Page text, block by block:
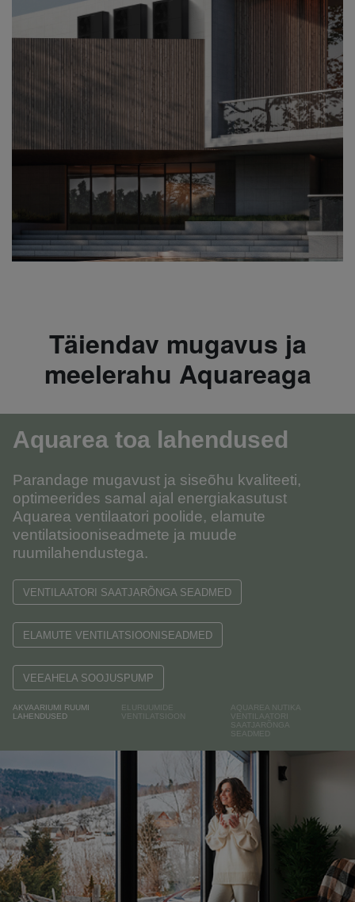
Täiendav mugavus ja
meelerahu Aquareaga
Aquarea toa lahendused
Parandage mugavust ja siseõhu kvaliteeti,
optimeerides samal ajal energiakasutust
Aquarea ventilaatori poolide, elamute
ventilatsiooniseadmete ja muude
ruumilahendustega.
VENTILAATORI SAATJARÕNGA SEADMED
ELAMUTE VENTILATSIOONISEADMED
VEEAHELA SOOJUSPUMP
AKVAARIUMI RUUMI
LAHENDUSED
ELURUUMIDE
VENTILATSIOON
AQUAREA NUTIKA
VENTILAATORI
SAATJARÕNGA
SEADMED